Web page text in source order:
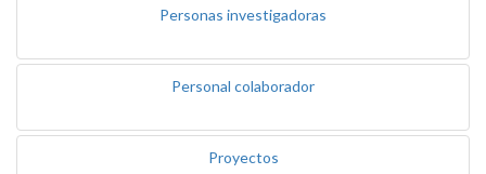
Personas investigadoras
Personal colaborador
Proyectos